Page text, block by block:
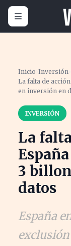
Inicio ›Inversión›
La falta de
en inversión en
INVERSIÓN
La
3
datos
España